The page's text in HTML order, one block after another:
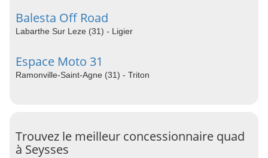
Balesta Off Road
Labarthe Sur Leze (31) - Ligier
Espace Moto 31
Ramonville-Saint-Agne (31) - Triton
Trouvez le meilleur concessionnaire quad
à Seysses